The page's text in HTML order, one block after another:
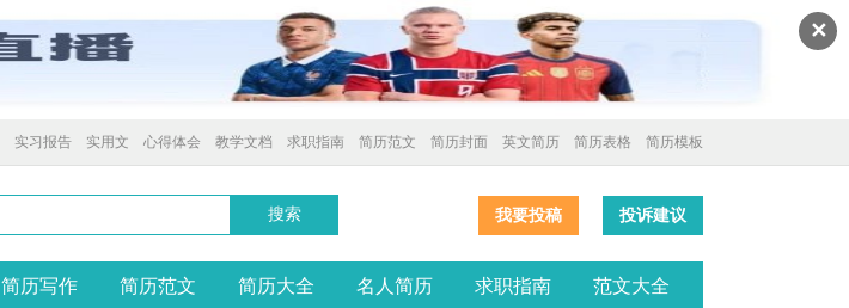
✕
简历模板
简历表格
英文简历
简历封面
简历范文
求职指南
教学文档
心得体会
实用文
实习报告
我要投稿 投诉建议
简历写作 简历范文 简历大全 名人简历 求职指南 范文大全